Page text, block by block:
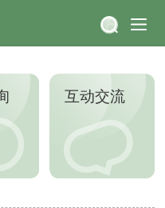
互动交流